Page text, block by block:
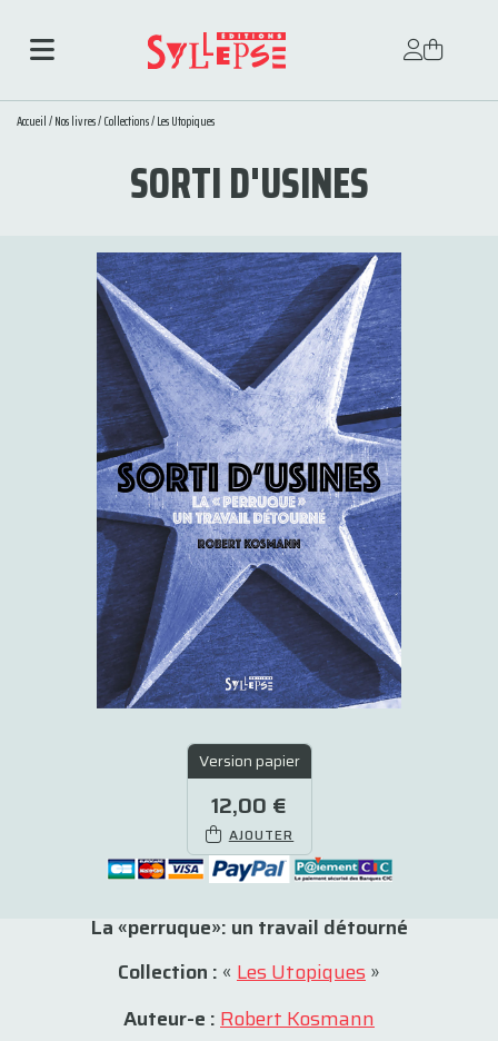
Accueil/Nos livres/Collections/Les Utopiques
SORTI D'USINES
Version papier
12,00 €
AJOUTER
La «perruque»: un travail détourné
Collection : « Les Utopiques»
Auteur-e :Robert Kosmann